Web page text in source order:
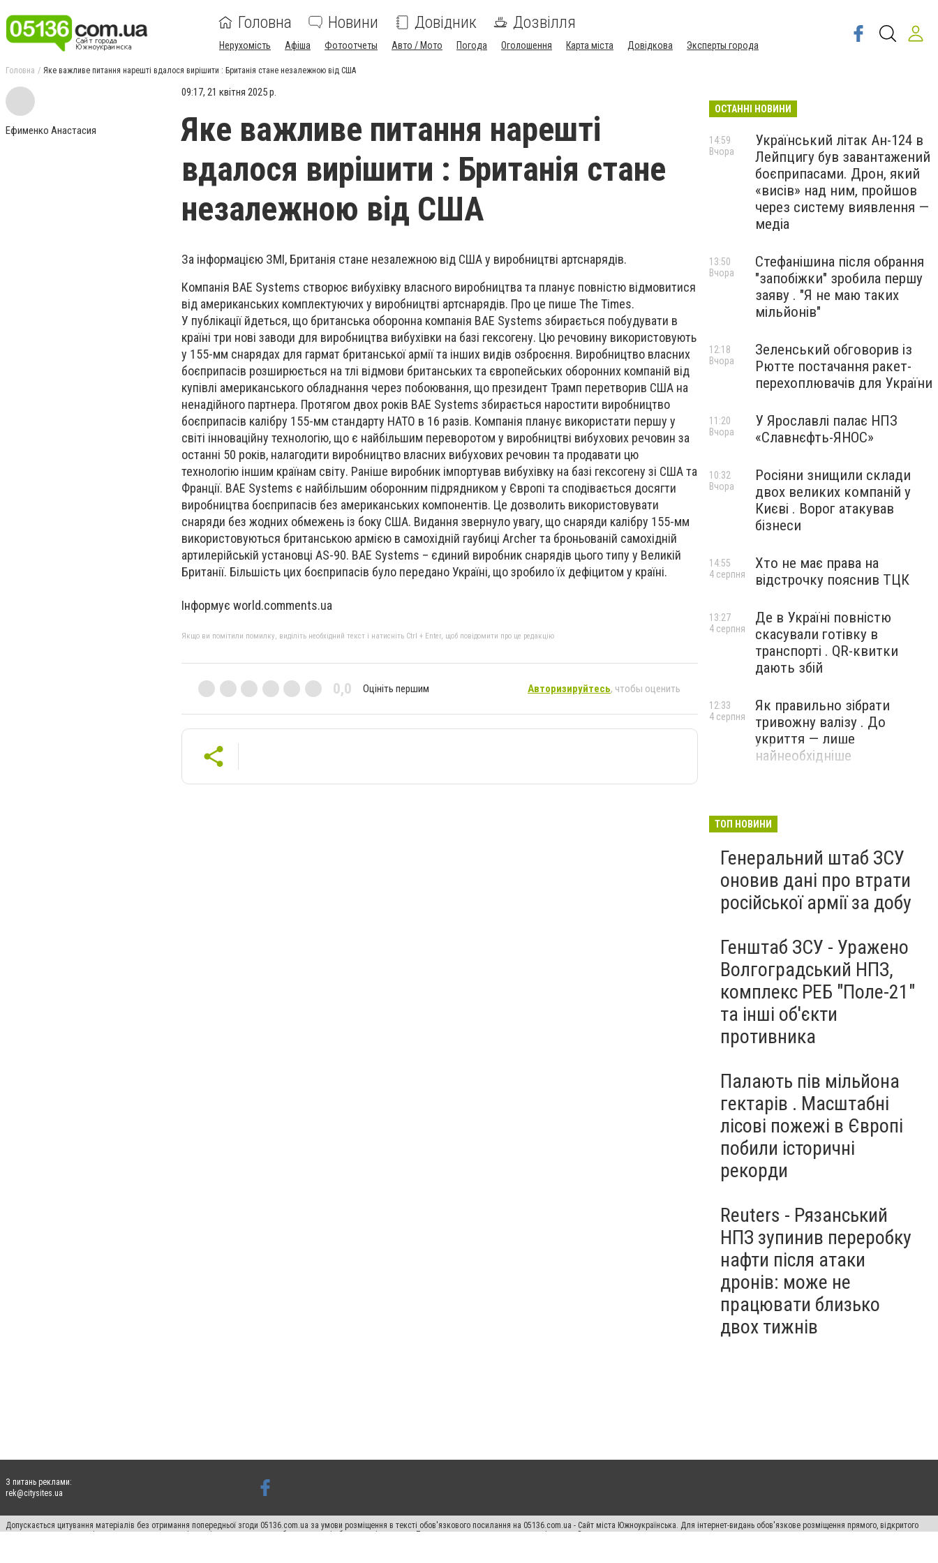
Головна Новини Довідник Дозвілля
Нерухомість Афіша Фотоотчеты Авто / Мото Погода Оголошення Карта міста Довідкова Эксперты города
Головна Яке важливе питання нарешті вдалося вирішити : Британія стане незалежною від США
Ефименко Анастасия
09:17, 21 квітня 2025 р.
Яке важливе питання нарешті
вдалося вирішити : Британія стане
незалежною від США
За інформацією ЗМІ, Британія стане незалежною від США у виробництві артснарядів.
Компанія BAE Systems створює вибухівку власного виробництва та планує повністю відмовитися
від американських комплектуючих у виробництві артснарядів. Про це пише The Times.
У публікації йдеться, що британська оборонна компанія BAE Systems збирається побудувати в
країні три нові заводи для виробництва вибухівки на базі гексогену. Цю речовину використовують
у 155-мм снарядах для гармат британської армії та інших видів озброєння. Виробництво власних
боєприпасів розширюється на тлі відмови британських та європейських оборонних компаній від
купівлі американського обладнання через побоювання, що президент Трамп перетворив США на
ненадійного партнера. Протягом двох років BAE Systems збирається наростити виробництво
боєприпасів калібру 155-мм стандарту НАТО в 16 разів. Компанія планує використати першу у
світі інноваційну технологію, що є найбільшим переворотом у виробництві вибухових речовин за
останні 50 років, налагодити виробництво власних вибухових речовин та продавати цю
технологію іншим країнам світу. Раніше виробник імпортував вибухівку на базі гексогену зі США та
Франції. BAE Systems є найбільшим оборонним підрядником у Європі та сподівається досягти
виробництва боєприпасів без американських компонентів. Це дозволить використовувати
снаряди без жодних обмежень із боку США. Видання звернуло увагу, що снаряди калібру 155-мм
використовуються британською армією в самохідній гаубиці Archer та броньованій самохідній
артилерійській установці AS-90. BAE Systems – єдиний виробник снарядів цього типу у Великій
Британії. Більшість цих боєприпасів було передано Україні, що зробило їх дефіцитом у країні.
Інформує world.comments.ua
Якщо ви помітили помилку, виділіть необхідний текст і натисніть Ctrl + Enter, щоб повідомити про це редакцію
0,0 Оцініть першим Авторизируйтесь, чтобы оценить
ОСТАННІ НОВИНИ
Український літак Ан-124 в
Лейпцигу був завантажений
боєприпасами. Дрон, який
«висів» над ним, пройшов
через систему виявлення —
медіа
14:59
Вчора
Стефанішина після обрання
"запобіжки" зробила першу
заяву . "Я не маю таких
мільйонів"
13:50
Вчора
Зеленський обговорив із
Рютте постачання ракет-
перехоплювачів для України
12:18
Вчора
У Ярославлі палає НПЗ
«Славнєфть-ЯНОС»
11:20
Вчора
Росіяни знищили склади
двох великих компаній у
Києві . Ворог атакував
бізнеси
10:32
Вчора
Хто не має права на
відстрочку пояснив ТЦК
14:55
4 серпня
Де в Україні повністю
скасували готівку в
транспорті . QR-квитки
дають збій
13:27
4 серпня
Як правильно зібрати
тривожну валізу . До
укриття — лише
найнеобхідніше
12:33
4 серпня
ТОП НОВИНИ
Генеральний штаб ЗСУ
оновив дані про втрати
російської армії за добу
Генштаб ЗСУ - Уражено
Волгоградський НПЗ,
комплекс РЕБ "Поле-21"
та інші об'єкти
противника
Палають пів мільйона
гектарів . Масштабні
лісові пожежі в Європі
побили історичні
рекорди
Reuters - Рязанський
НПЗ зупинив переробку
нафти після атаки
дронів: може не
працювати близько
двох тижнів
З питань реклами:
rek@citysites.ua
Допускається цитування матеріалів без отримання попередньої згоди 05136.com.ua за умови розміщення в тексті обов'язкового посилання на 05136.com.ua - Сайт міста Южноукраїнська. Для інтернет-видань обов'язкове розміщення прямого, відкритого
для пошукових систем гіперпосилання на цитовані статті не нижче другого абзацу в тексті або в якості джерела. Порушення виняткових прав переслідується Законом.